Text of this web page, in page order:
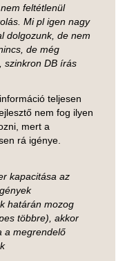
feltétlenül
Mi pl igen nagy
dolgozunk, de nem
de még
szinkron DB írás
teljesen
nem fog ilyen
mert a
rá igénye.
kapacitása az
határán mozog
többre), akkor
a megrendelő